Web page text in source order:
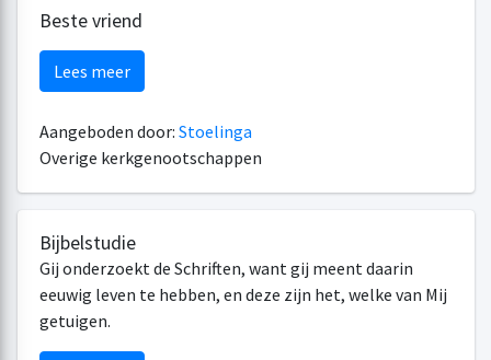
Beste vriend
Lees meer
Aangeboden door: Stoelinga
Overige kerkgenootschappen
Bijbelstudie
Gij onderzoekt de Schriften, want gij meent daarin
eeuwig leven te hebben, en deze zijn het, welke van Mij
getuigen.